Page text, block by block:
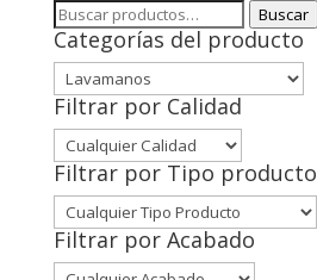
Buscar
por:
Buscar
Categorías del producto
Filtrar por Calidad
Filtrar por Tipo producto
Filtrar por Acabado